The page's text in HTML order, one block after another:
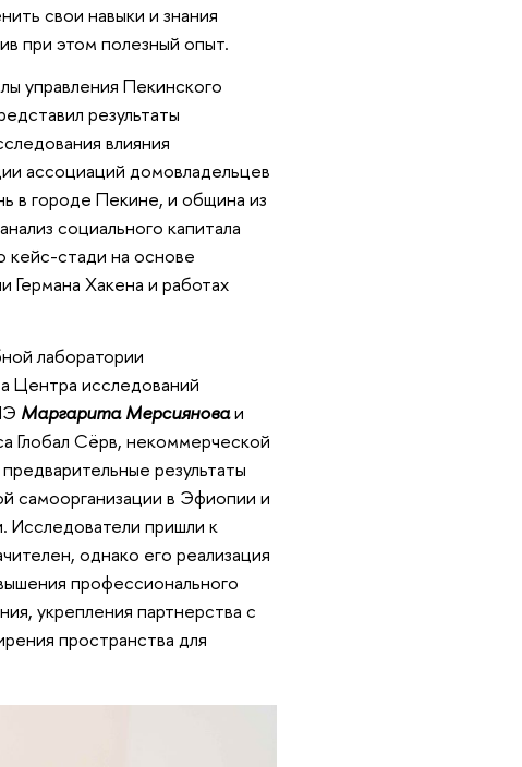
свои навыки и знания
при этом полезный опыт.
управления Пекинского
результаты
влияния
ассоциаций домовладельцев
в городе Пекине, и община из
социального капитала
стади на основе
Германа Хакена и работах
лаборатории
Центра исследований
Маргарита Мерсияноваи
Глобал Сёрв, некоммерческой
результаты
самоорганизации в Эфиопии и
Исследователи пришли к
однако его реализация
профессионального
укрепления партнерства с
пространства для